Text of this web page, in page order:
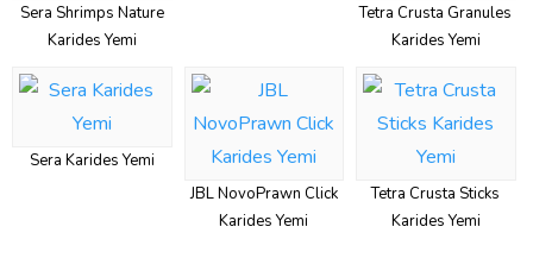
Sera Shrimps Nature
Karides Yemi
Tetra Crusta Granules
Karides Yemi
Sera Karides Yemi
JBL NovoPrawn Click
Karides Yemi
Tetra Crusta Sticks
Karides Yemi